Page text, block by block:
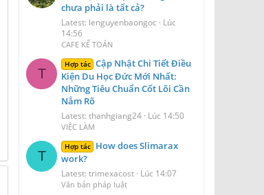
chưa phải là tất cả?
Latest: lenguyenbaongoc
Lúc
14:56
CAFE KẾ TOÁN
T
Hợp tác Cập Nhật Chi Tiết Điều
Kiện Du Học Đức Mới Nhất:
Những Tiêu Chuẩn Cốt Lõi Cần
Nắm Rõ
Latest: thanhgiang24 Lúc 14:50
VIỆC LÀM
T
Hợp tác How does Slimarax
work?
Latest: trimexacost Lúc 14:07
Văn bản pháp luật